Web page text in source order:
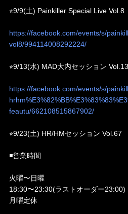
⭐︎9/9(土) Painkiller Special Live Vol.8
https://facebook.com/events/s/
vol8/994114008292224/
⭐︎9/13(水) MAD大内セッション Vol.13
https://facebook.com/events/s/
feautu/662108515867902/
⭐︎9/23(土) HR/HMセッション Vol.67
◾️営業時間
火曜〜日曜
18:30〜23:30(ラストオーダー23:00)
月曜定休